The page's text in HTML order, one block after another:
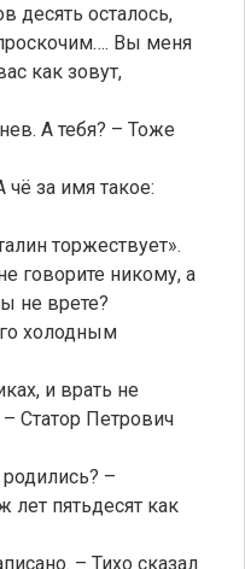
осталось,
Вы меня
как зовут,
А тебя? – Тоже
за имя такое:
торжествует».
говорите никому, а
не врете?
холодным
и врать не
Статор Петрович
–
лет пятьдесят как
– Тихо сказал